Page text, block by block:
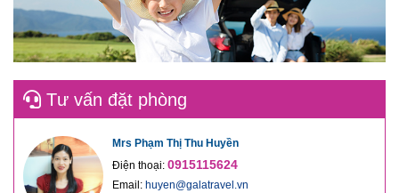
Tư vấn đặt phòng
Mrs Phạm Thị Thu Huyền
Điện thoại: 0915115624
Email: huyen@galatravel.vn